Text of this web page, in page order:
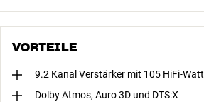
VORTEILE
9.2 Kanal Verstärker mit 105 HiFi-Watt
Dolby Atmos, Auro 3D und DTS:X